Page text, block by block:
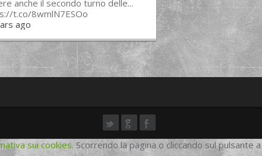
anche il secondo turno delle...
t.co/8wmlN7ESOo
ago
sui cookies. Scorrendo la pagina o cliccando sul pulsante a